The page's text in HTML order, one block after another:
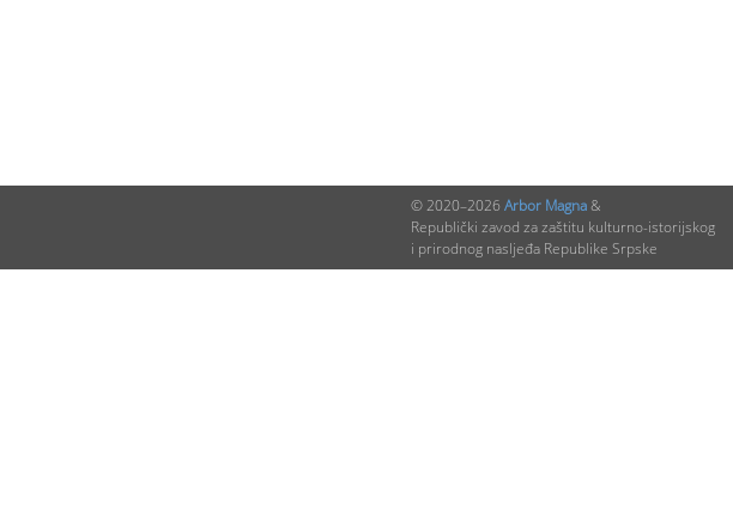
© 2020–2026 Arbor Magna&
Republički zavod za zaštitu kulturno-istorijskog
i prirodnog nasljeđa Republike Srpske